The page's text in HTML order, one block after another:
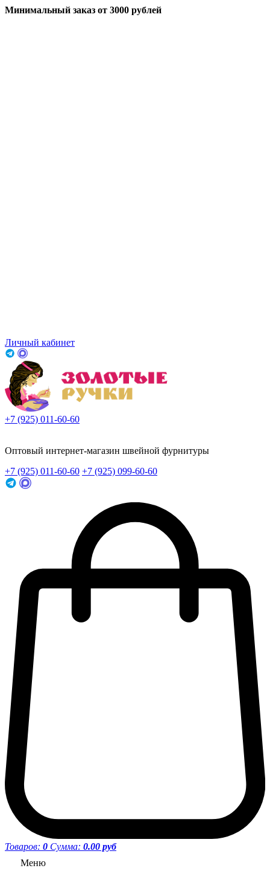
Минимальный заказ от 3000 рублей
Личный кабинет
+7 (925) 011-60-60
Оптовый интернет-магазин швейной фурнитуры
+7 (925) 011-60-60 +7 (925) 099-60-60
Товаров: 0 Сумма: 0.00 руб
Меню